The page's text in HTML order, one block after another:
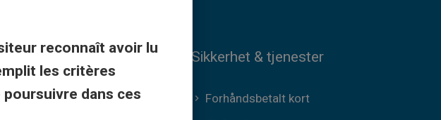
fordeler
VERITAS
Sikkerhet & tjenester
Forhåndsbetalt kort
reconnaît avoir lu
les critères
dans ces